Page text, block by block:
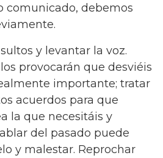
comunicado, debemos
y levantar la voz.
provocarán que desviéis
importante; tratar
acuerdos para que
la que necesitáis y
del pasado puede
y malestar. Reprochar